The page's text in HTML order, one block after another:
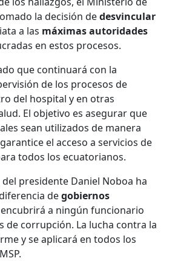
la decisión dedesvincular
a las máximasautoridades
en estos procesos.
que continuará con la
de los procesos de
del hospital y en otras
El objetivo es asegurar que
sean utilizados de manera
el acceso a servicios de
todos los ecuatorianos.
presidente Daniel Noboa ha
degobiernos
encubrirá a ningún funcionario
de corrupción. La lucha contra la
y se aplicará en todos los